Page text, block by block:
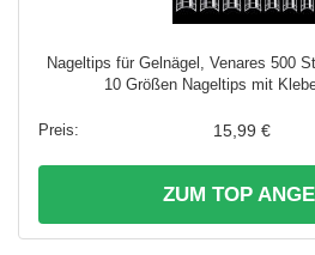
Nageltips für Gelnägel, Venares 500
10 Größen Nageltips mit
15,99 €
ZUM TOP